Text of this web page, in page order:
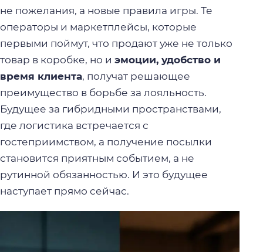
не пожелания, а новые правила игры. Те
операторы и маркетплейсы, которые
первыми поймут, что продают уже не только
товар в коробке, но и эмоции, удобство и
время клиента, получат решающее
преимущество в борьбе за лояльность.
Будущее за гибридными пространствами,
где логистика встречается с
гостеприимством, а получение посылки
становится приятным событием, а не
рутинной обязанностью. И это будущее
наступает прямо сейчас.